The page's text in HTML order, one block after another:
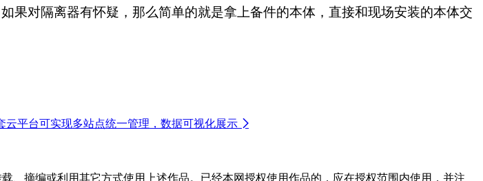
果对隔离器有怀疑，那么简单的就是拿上备件的本体，直接和现场安装的本体交
平台可实现多站点统一管理，数据可视化展示 
、摘编或利用其它方式使用上述作品。已经本网授权使用作品的，应在授权范围内使用，并注